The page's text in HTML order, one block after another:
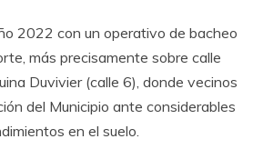
2022 con un operativo de bacheo
más precisamente sobre calle
Duvivier (calle 6), donde vecinos
del Municipio ante considerables
en el suelo.